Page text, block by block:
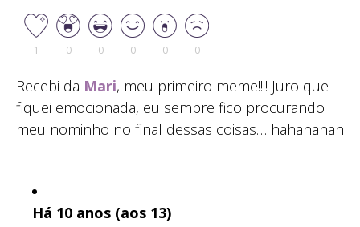
1 0 0 0 0 0
Recebi da Mari, meu primeiro meme!!!! Juro que
fiquei emocionada, eu sempre fico procurando
meu nominho no final dessas coisas… hahahahah
Há 10 anos (aos 13)